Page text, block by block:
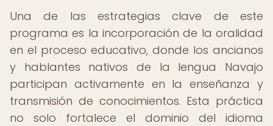
Una de las estrategias clave de este
programa es la incorporación de la oralidad
en el proceso educativo, donde los ancianos
y hablantes nativos de la lengua Navajo
participan activamente en la enseñanza y
transmisión de conocimientos. Esta práctica
no solo fortalece el dominio del idioma